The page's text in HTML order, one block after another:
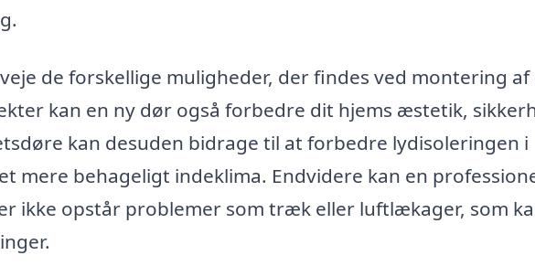
de forskellige muligheder, der findes ved montering af
kan en ny dør også forbedre dit hjems æstetik,
kan desuden bidrage til at forbedre lydisoleringen i
mere behageligt indeklima. Endvidere kan en
ikke opstår problemer som træk eller luftlækager, som